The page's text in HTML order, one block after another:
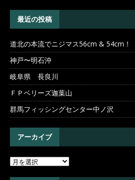
最近の投稿
道北の本流でニジマス56cm & 54cm！
神戸〜明石沖
岐阜県 長良川
ＦＰベリーズ迦葉山
群馬フィッシングセンター中ノ沢
アーカイブ